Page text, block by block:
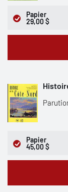
Papier
29,00 $
Papier
45,00 $